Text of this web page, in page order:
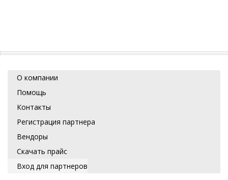
О компании
Помощь
Контакты
Регистрация партнера
Вендоры
Скачать прайс
Вход для партнеров